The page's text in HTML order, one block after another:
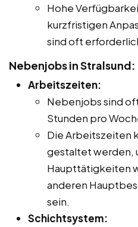
Hohe
kurzfristigen
sind oft
Nebenjobs in Stralsund:
Arbeitszeiten:
Nebenjobs sind
Stunden pro
Die Arbeitszeiten
gestaltet werden,
Haupttätigkeiten
anderen
sein.
Schichtsystem: